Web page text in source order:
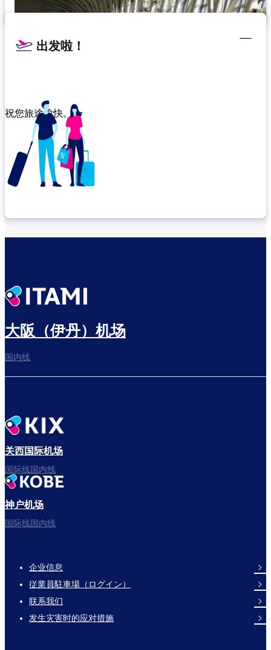
出发啦！
祝您旅途愉快。
前往登机门
祝您旅途愉快。
大阪（伊丹）机场
国内线
关西国际机场
国际线国内线
神户机场
国际线国内线
Footer
Links
企业信息
従業員駐車場（ログイン）
联系我们
发生灾害时的应对措施